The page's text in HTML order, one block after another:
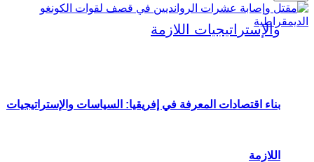
بناء اقتصادات المعرفة في إفريقيا: السياسات والإستراتيجيات
اللازمة